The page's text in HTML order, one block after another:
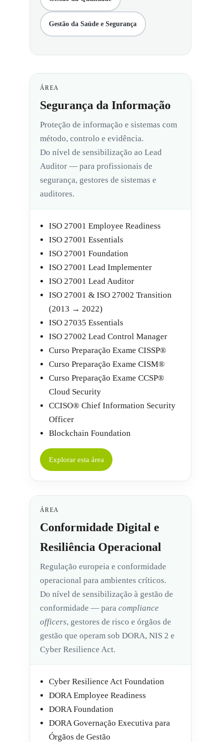
Gestão da Saúde e Segurança
ÁREA
Segurança da Informação
Proteção de informação e sistemas com
método, controlo e evidência.
Do nível de sensibilização ao Lead
Auditor — para profissionais de
segurança, gestores de sistemas e
auditores.
ISO 27001 Employee Readiness
ISO 27001 Essentials
ISO 27001 Foundation
ISO 27001 Lead Implementer
ISO 27001 Lead Auditor
ISO 27001 & ISO 27002 Transition
(2013 → 2022)
ISO 27035 Essentials
ISO 27002 Lead Control Manager
Curso Preparação Exame CISSP®
Curso Preparação Exame CISM®
Curso Preparação Exame CCSP®
Cloud Security
CCISO® Chief Information Security
Officer
Blockchain Foundation
Explorar esta área
ÁREA
Conformidade Digital e
Resiliência Operacional
Regulação europeia e conformidade
operacional para ambientes críticos.
Do nível de sensibilização à gestão de
conformidade — para compliance
officers, gestores de risco e órgãos de
gestão que operam sob DORA, NIS 2 e
Cyber Resilience Act.
Cyber Resilience Act Foundation
DORA Employee Readiness
DORA Foundation
DORA Governação Executiva para
Órgãos de Gestão